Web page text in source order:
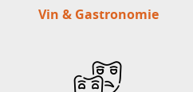
Vin & Gastronomie